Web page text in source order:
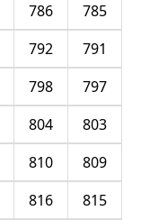
785
786
791
792
797
798
803
804
809
810
815
816